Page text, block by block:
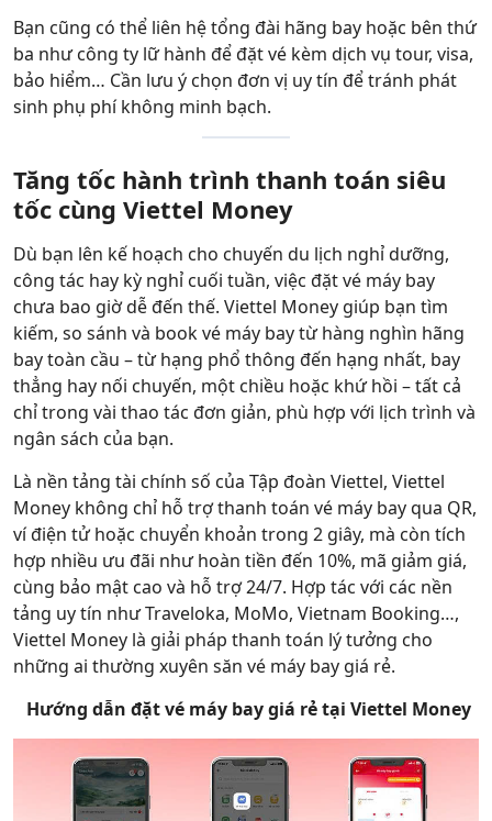
Bạn cũng có thể liên hệ tổng đài hãng bay hoặc bên thứ
ba như công ty lữ hành để đặt vé kèm dịch vụ tour, visa,
bảo hiểm… Cần lưu ý chọn đơn vị uy tín để tránh phát
sinh phụ phí không minh bạch.
Tăng tốc hành trình thanh toán siêu
tốc cùng Viettel Money
Dù bạn lên kế hoạch cho chuyến du lịch nghỉ dưỡng,
công tác hay kỳ nghỉ cuối tuần, việc đặt vé máy bay
chưa bao giờ dễ đến thế. Viettel Money giúp bạn tìm
kiếm, so sánh và book vé máy bay từ hàng nghìn hãng
bay toàn cầu – từ hạng phổ thông đến hạng nhất, bay
thẳng hay nối chuyến, một chiều hoặc khứ hồi – tất cả
chỉ trong vài thao tác đơn giản, phù hợp với lịch trình và
ngân sách của bạn.
Là nền tảng tài chính số của Tập đoàn Viettel, Viettel
Money không chỉ hỗ trợ thanh toán vé máy bay qua QR,
ví điện tử hoặc chuyển khoản trong 2 giây, mà còn tích
hợp nhiều ưu đãi như hoàn tiền đến 10%, mã giảm giá,
cùng bảo mật cao và hỗ trợ 24/7. Hợp tác với các nền
tảng uy tín như Traveloka, MoMo, Vietnam Booking…,
Viettel Money là giải pháp thanh toán lý tưởng cho
những ai thường xuyên săn vé máy bay giá rẻ.
Hướng dẫn đặt vé máy bay giá rẻ tại Viettel Money